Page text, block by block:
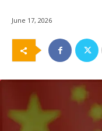
June 17, 2026